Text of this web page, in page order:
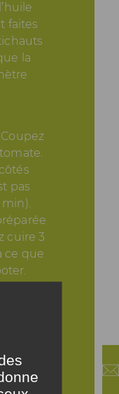
faites
la
pas
cuire 3
ce que
deux